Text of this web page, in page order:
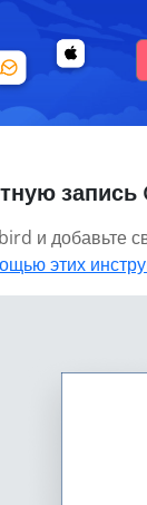
запись
и добавьте
этих